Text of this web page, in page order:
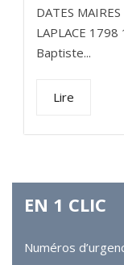
DATES
LAPLACE
Baptiste...
Lire
EN 1 CLIC
Numéros